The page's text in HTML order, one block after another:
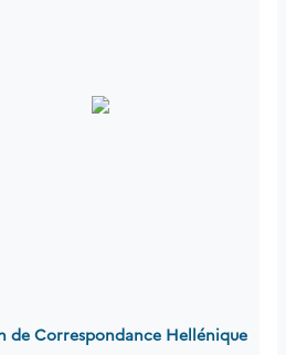
de Correspondance Hellénique